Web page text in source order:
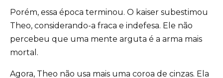
Porém, essa época terminou. O kaiser subestimou
Theo, considerando-a fraca e indefesa. Ele não
percebeu que uma mente arguta é a arma mais
mortal.
Agora, Theo não usa mais uma coroa de cinzas. Ela